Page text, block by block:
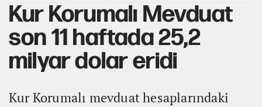
Kur Korumalı Mevduat
son 11 haftada 25,2
milyar dolar eridi
Kur Korumalı mevduat hesaplarındaki